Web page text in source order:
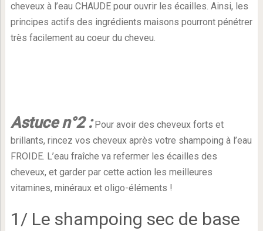
cheveux à l’eau CHAUDE pour ouvrir les écailles. Ainsi, les
principes actifs des ingrédients maisons pourront pénétrer
très facilement au coeur du cheveu.
Astuce n°2 :Pour avoir des cheveux forts et
brillants, rincez vos cheveux après votre shampoing à l’eau
FROIDE. L’eau fraîche va refermer les écailles des
cheveux, et garder par cette action les meilleures
vitamines, minéraux et oligo-éléments !
1/ Le shampoing sec de base